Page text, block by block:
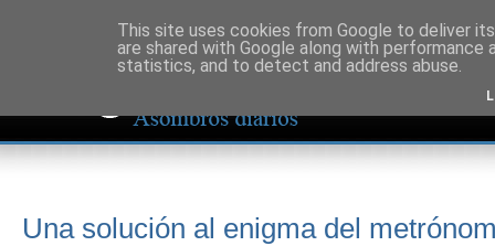
Una solución al enigma del
This site uses cookies from Google to deliver
are shared with Google along with
statistics, and to detect and address abuse.